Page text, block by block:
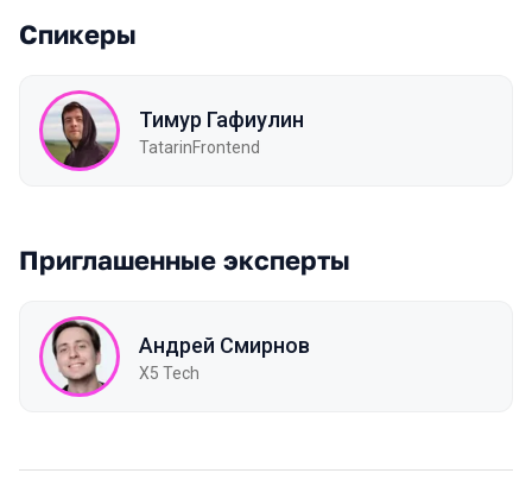
Спикеры
Тимур Гафиулин
TatarinFrontend
Приглашенные эксперты
Андрей Смирнов
X5 Tech